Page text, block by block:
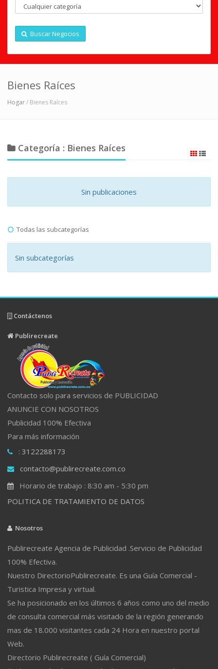
Buscar Negocios
Bienes Raíces
Hogar/ Bienes Raíces
Categoría : Bienes Raíces
Sin publicaciones
Todas las subcategorías
Sin subcategorías
Contáctenos
Publirecreate
Contacto solo para servicios de PUBLICIDAD
ANUNCIE CON NOSOTROS
Publicidad 100% Efectiva
Para más información
: 3122288173
contacto@publirecreate.com.co
Horario de trabajo : 8:30 am - 5:30 pm
POLITICA DE TRATAMIENTO DE DATOS
Nosotros
Publirecreate Agencia de Publicidad .Servicio de Publicidad
100% Efectiva.
Nuestro DirectorioPublirecreate. Es una Guía Comercial -
Turistica Impresa y virtual.
Se ha posicionado en los últimos 6 años como uno del medio
de consulta comercial más visitado de la región generando
mas de 18.000 visitantes cada 24 Hora en nuestro portal
Web.
Directorio Publirecreate ( Guía Comercial)